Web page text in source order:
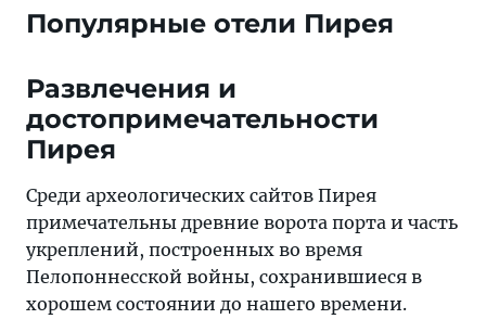
Популярные отели Пирея
Развлечения и
достопримечательности
Пирея
Среди археологических сайтов Пирея
примечательны древние ворота порта и часть
укреплений, построенных во время
Пелопоннесской войны, сохранившиеся в
хорошем состоянии до нашего времени.